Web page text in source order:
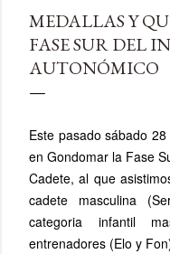
MEDALLAS Y
FASE SUR DEL
AUTONÓMICO
Este pasado sábado
en Gondomar la Fase
Cadete, al que
cadete masculina
categoria infantil
entrenadores (Elo y